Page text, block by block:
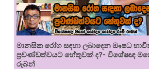
මානසික රෝග සඳහා ලබාදෙන ඖෂධ
ප්‍රචණ්ඩත්වයට හේතුවක් ද?- විශේෂඥ
රූබන්